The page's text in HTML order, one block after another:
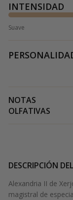
INTENSIDAD
Suave
NOTAS
OLFATIVAS
DESCRIPCIÓN
Alexandria II de
magistral de